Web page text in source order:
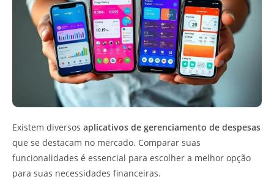
Existem diversos aplicativos de gerenciamento de despesas
que se destacam no mercado. Comparar suas
funcionalidades é essencial para escolher a melhor opção
para suas necessidades financeiras.